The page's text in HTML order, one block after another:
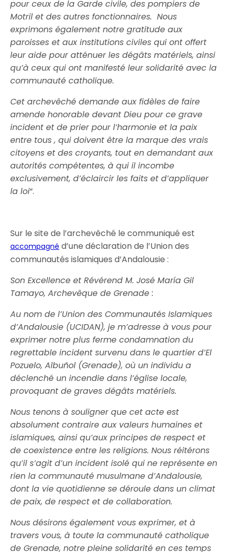
pour ceux de la Garde civile, des pompiers de
Motril et des autres fonctionnaires. Nous
exprimons également notre gratitude aux
paroisses et aux institutions civiles qui ont offert
leur aide pour atténuer les dégâts matériels, ainsi
qu’à ceux qui ont manifesté leur solidarité avec la
communauté catholique.
Cetarchevêché demande aux fidèles de faire
amende honorable devant Dieu pour ce grave
incident et de prier pour l’harmonie et la paix
entre tous, qui doivent être la marque des vrais
citoyens et des croyants, tout en demandant aux
autorités compétentes, à qui il incombe
exclusivement, d’éclaircir les faits et d’appliquer
la loi“.
Sur le site de l’archevêché le communiqué est
accompagné d’une déclaration de l’Union des
communautés islamiques d’Andalousie :
Son Excellence et Révérend M. José María Gil
Tamayo, Archevêque de Grenade :
Au nom de l’Union des Communautés Islamiques
d’Andalousie (UCIDAN), je m’adresse à vous pour
exprimer notre plus ferme condamnation du
regrettable incident survenu dans le quartier d’El
Pozuelo, Albuñol (Grenade), où un individu a
déclenché un incendie dans l’église locale,
provoquant de graves dégâts matériels.
Nous tenons à souligner que cet acte est
absolument contraire aux valeurs humaines et
islamiques, ainsi qu’aux principes de respect et
de coexistence entre les religions. Nous réitérons
qu’il s’agit d’un incident isolé qui ne représente en
rien la communauté musulmane d’Andalousie,
dont la vie quotidienne se déroule dans un climat
de paix, de respect et de collaboration.
Nous désirons également vous exprimer, et à
travers vous, à toute la communauté catholique
de Grenade, notre pleine solidarité en ces temps